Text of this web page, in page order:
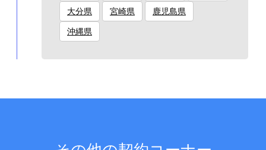
大分県 宮崎県 鹿児島県
沖縄県